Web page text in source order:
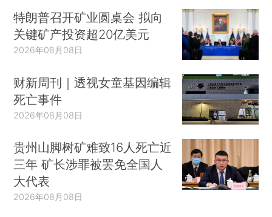
特朗普召开矿业圆桌会 拟向
关键矿产投资超20亿美元
2026年08月08日
财新周刊｜透视女童基因编辑
死亡事件
2026年08月08日
贵州山脚树矿难致16人死亡近
三年 矿长涉罪被罢免全国人
大代表
2026年08月08日